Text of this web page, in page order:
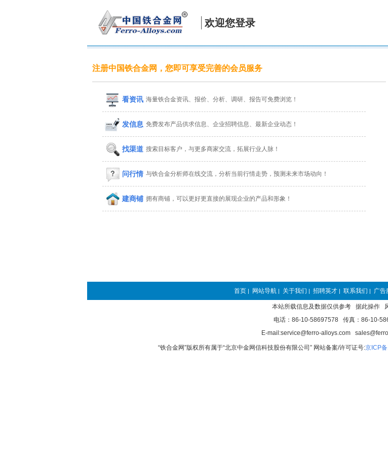
欢迎您登录
注册中国铁合金网，您即可享受完善的会员服务
看资讯 海量铁合金资讯、报价、分析、调研、报告可免费浏览！
发信息 免费发布产品供求信息、企业招聘信息、最新企业动态！
找渠道 搜索目标客户，与更多商家交流，拓展行业人脉！
问行情 与铁合金分析师在线交流，分析当前行情走势，预测未来市场动向！
建商铺 拥有商铺，可以更好更直接的展现企业的产品和形象！
首页 | 网站导航 | 关于我们 | 招聘英才 | 联系我们 | 广告
本站所载信息及数据仅供参考 据此操作
电话：86-10-58697578 传真：86-10-
E-mail:service@ferro-alloys.com
“铁合金网”版权所有属于“北京中金网信科技股份有限公司” 网站备案/许可证号:京ICP